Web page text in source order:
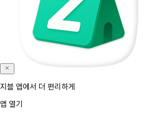
지블 앱에서 더 편리하게
앱 열기